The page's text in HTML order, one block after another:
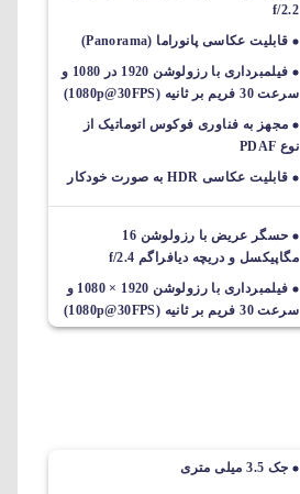
f/2.2
قابلیت عکاسی پانوراما (Panorama)
فیلمبرداری با رزولوشن 1920 در 1080 و
سرعت 30 فریم بر ثانیه (1080p@30FPS)
مجهز به فناوری فوکوس اتوماتیک از
نوع PDAF
قابلیت عکاسی HDR به صورت خودکار
حسگر عریض با رزولوشن 16
مگاپیکسل و دریچه دیافراگم f/2.4
فیلمبرداری با رزولوشن 1920 × 1080 و
سرعت 30 فریم بر ثانیه (1080p@30FPS)
جک 3.5 میلی متری